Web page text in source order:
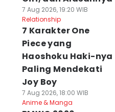
7 Aug 2026, 19:20 WIB
Relationship
7 Karakter One
Piece yang
Haoshoku Haki-nya
Paling Mendekati
Joy Boy
7 Aug 2026, 18:00 WIB
Anime & Manga